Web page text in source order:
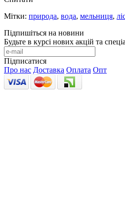
Мітки: природа, вода, мельниця,
Підпишіться на новини
Будьте в курсі нових акцій та
Підписатися
Про нас Доставка Оплата Опт